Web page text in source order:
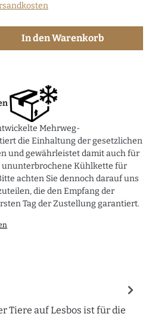
In den Warenkorb
Mehrweg-
die Einhaltung der gesetzlichen
und gewährleistet damit auch für
ununterbrochene Kühlkette für
achten Sie dennoch darauf uns
die den Empfang der
Tag der Zustellung garantiert.
Tiere auf Lesbos ist für die